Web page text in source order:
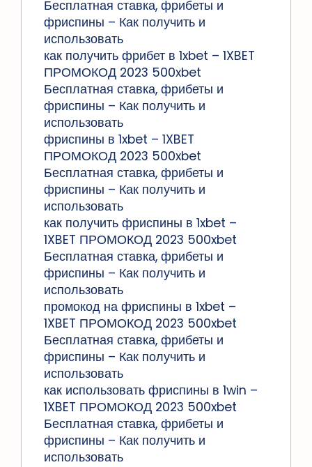
Бесплатная ставка, фрибеты и
фриспины – Как получить и
использовать
как получить фрибет в 1xbet – 1XBET
ПРОМОКОД 2023 500xbet
Бесплатная ставка, фрибеты и
фриспины – Как получить и
использовать
фриспины в 1xbet – 1XBET
ПРОМОКОД 2023 500xbet
Бесплатная ставка, фрибеты и
фриспины – Как получить и
использовать
как получить фриспины в 1xbet –
1XBET ПРОМОКОД 2023 500xbet
Бесплатная ставка, фрибеты и
фриспины – Как получить и
использовать
промокод на фриспины в 1xbet –
1XBET ПРОМОКОД 2023 500xbet
Бесплатная ставка, фрибеты и
фриспины – Как получить и
использовать
как использовать фриспины в 1win –
1XBET ПРОМОКОД 2023 500xbet
Бесплатная ставка, фрибеты и
фриспины – Как получить и
использовать